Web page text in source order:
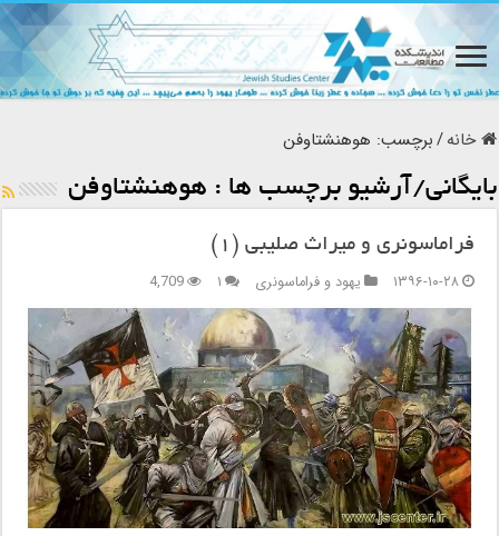
خانه/برچسب: هوهنشتاوفن
بایگانی/آرشیو برچسب ها : هوهنشتاوفن
فراماسونری و میراث صلیبی (۱)
۱۳۹۶-۱۰-۲۸
یهود و فراماسونری ۱ 4,709